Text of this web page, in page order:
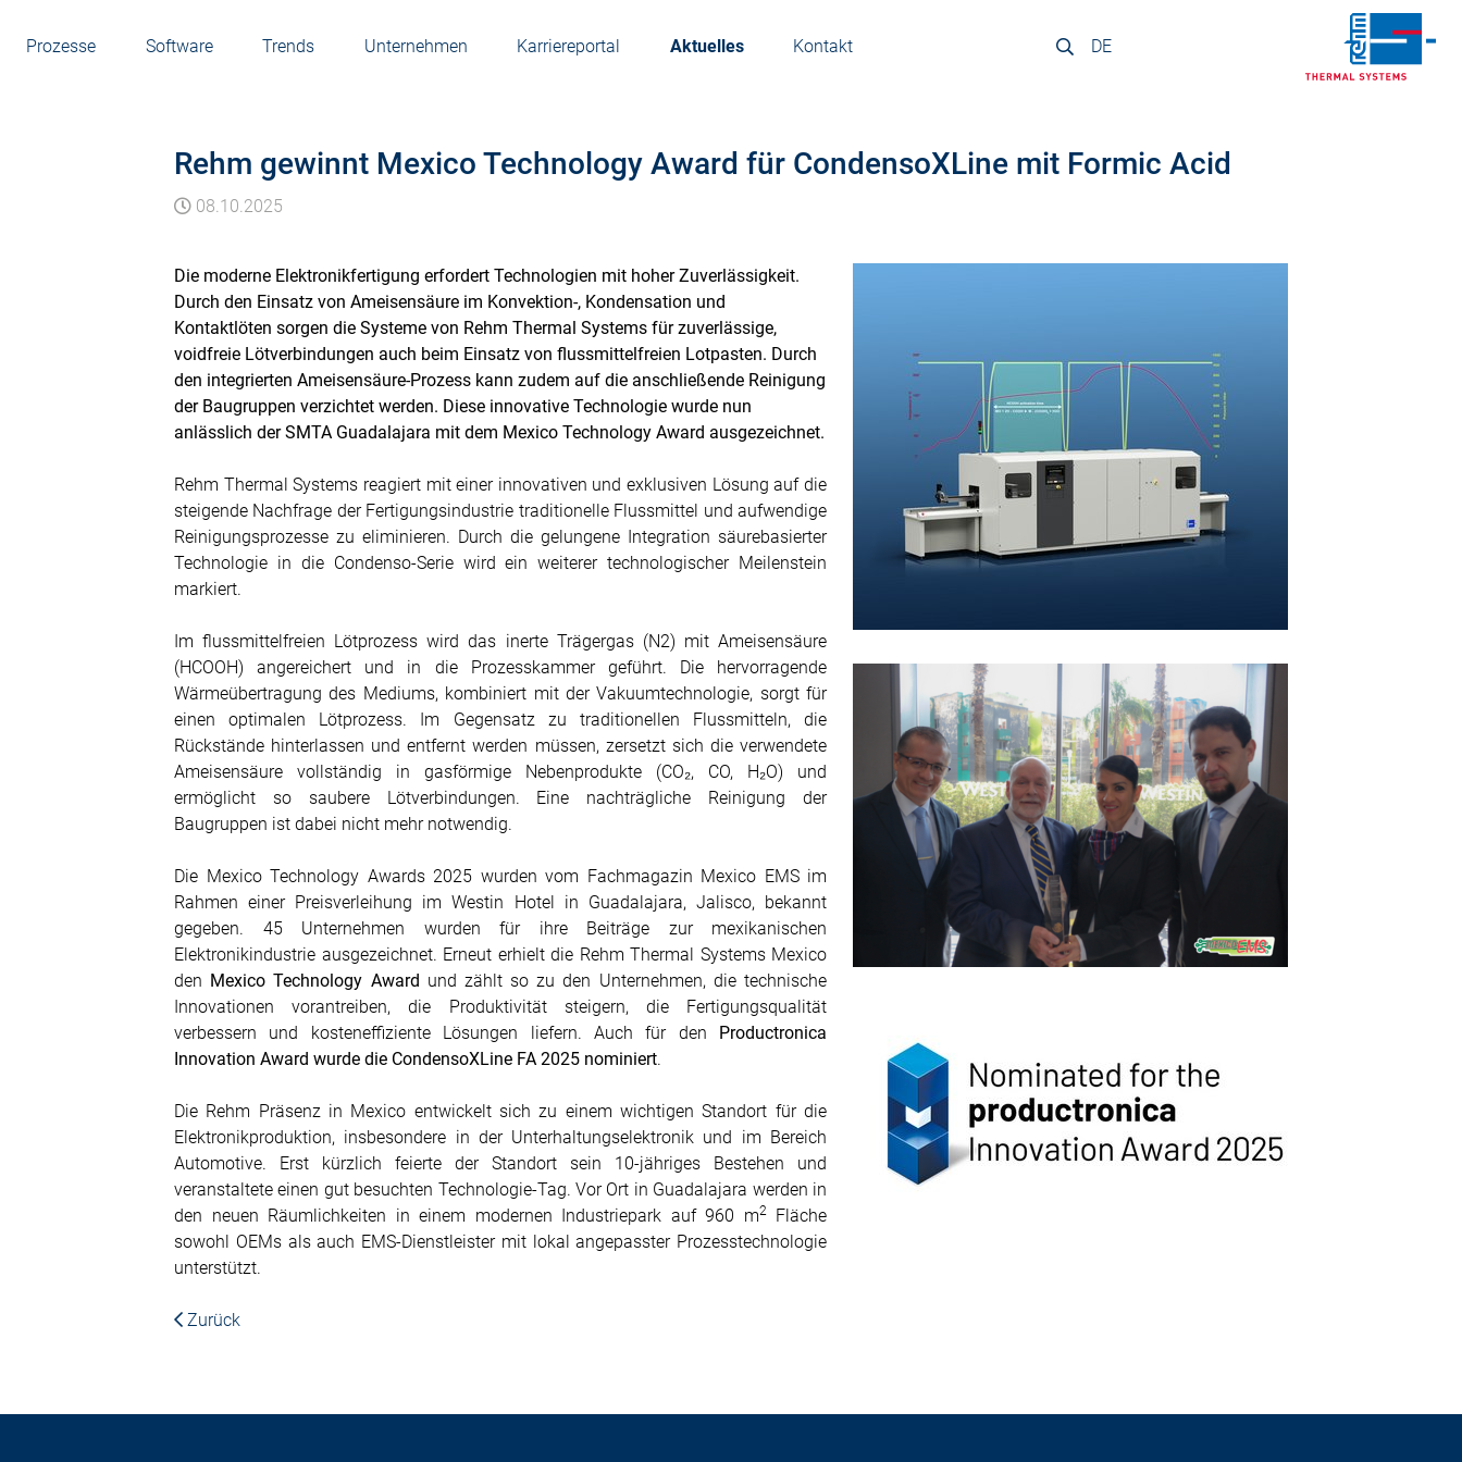
Prozesse Software Trends Unternehmen Karriereportal Aktuelles Kontakt DE
Rehm gewinnt Mexico Technology Award für CondensoXLine mit Formic Acid
08.10.2025
Die moderne Elektronikfertigung erfordert Technologien mit hoher Zuverlässigkeit.
Durch den Einsatz von Ameisensäure im Konvektion-, Kondensation und
Kontaktlöten sorgen die Systeme von Rehm Thermal Systems für zuverlässige,
voidfreie Lötverbindungen auch beim Einsatz von flussmittelfreien Lotpasten. Durch
den integrierten Ameisensäure-Prozess kann zudem auf die anschließende Reinigung
der Baugruppen verzichtet werden. Diese innovative Technologie wurde nun
anlässlich der SMTA Guadalajara mit dem Mexico Technology Award ausgezeichnet.
Rehm Thermal Systems reagiert mit einer innovativen und exklusiven Lösung auf die
steigende Nachfrage der Fertigungsindustrie traditionelle Flussmittel und aufwendige
Reinigungsprozesse zu eliminieren. Durch die gelungene Integration säurebasierter
Technologie in die Condenso-Serie wird ein weiterer technologischer Meilenstein
markiert.
Im flussmittelfreien Lötprozess wird das inerte Trägergas (N2) mit Ameisensäure
(HCOOH) angereichert und in die Prozesskammer geführt. Die hervorragende
Wärmeübertragung des Mediums, kombiniert mit der Vakuumtechnologie, sorgt für
einen optimalen Lötprozess. Im Gegensatz zu traditionellen Flussmitteln, die
Rückstände hinterlassen und entfernt werden müssen, zersetzt sich die verwendete
Ameisensäure vollständig in gasförmige Nebenprodukte (CO₂, CO, H₂O) und
ermöglicht so saubere Lötverbindungen. Eine nachträgliche Reinigung der
Baugruppen ist dabei nicht mehr notwendig.
Die Mexico Technology Awards 2025 wurden vom Fachmagazin Mexico EMS im
Rahmen einer Preisverleihung im Westin Hotel in Guadalajara, Jalisco, bekannt
gegeben. 45 Unternehmen wurden für ihre Beiträge zur mexikanischen
Elektronikindustrie ausgezeichnet. Erneut erhielt die Rehm Thermal Systems Mexico
den Mexico Technology Award und zählt so zu den Unternehmen, die technische
Innovationen vorantreiben, die Produktivität steigern, die Fertigungsqualität
verbessern und kosteneffiziente Lösungen liefern. Auch für den
Productronica
Innovation Award wurde die CondensoXLine FA 2025 nominiert.
Die Rehm Präsenz in Mexico entwickelt sich zu einem wichtigen Standort für die
Elektronikproduktion, insbesondere in der Unterhaltungselektronik und im Bereich
Automotive. Erst kürzlich feierte der Standort sein 10-jähriges Bestehen und
veranstaltete einen gut besuchten Technologie-Tag. Vor Ort in Guadalajara werden in
den neuen Räumlichkeiten in einem modernen Industriepark auf 960 m2Fläche
sowohl OEMs als auch EMS-Dienstleister mit lokal angepasster Prozesstechnologie
unterstützt.
Zurück